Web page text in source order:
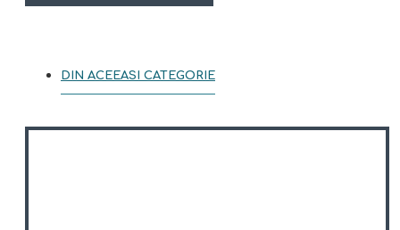
DIN ACEEASI CATEGORIE